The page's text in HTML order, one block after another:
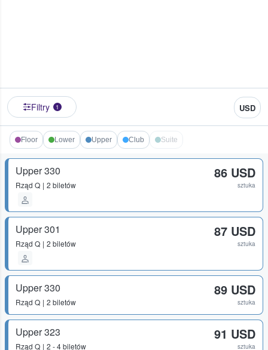
Filtry 1 USD
Floor Lower Upper Club Suite
Upper 330
Rząd Q 2 biletów
86 USD
sztuka
Upper 301
Rząd Q 2 biletów
87 USD
sztuka
Upper 330
Rząd Q 2 biletów
89 USD
sztuka
Upper 323
Rząd Q 2 - 4 biletów
91 USD
sztuka